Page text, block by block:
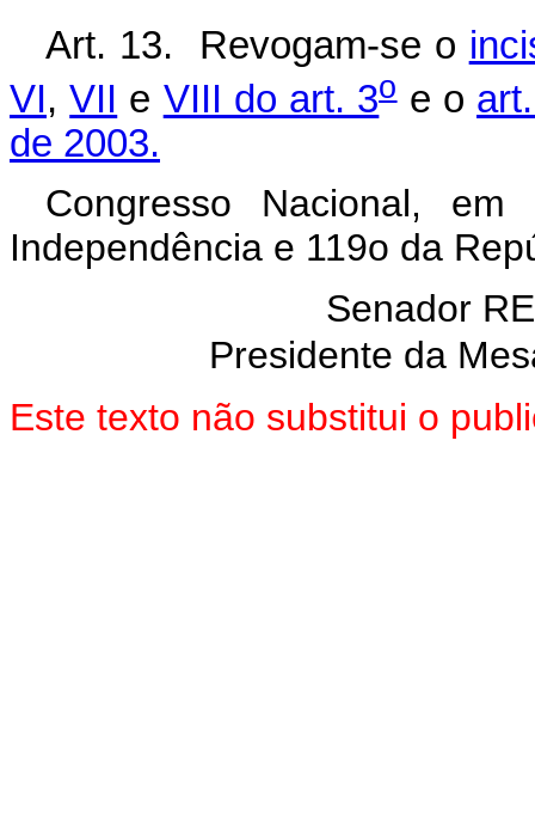
Art. 13. Revogam-se o
VI,VII e VIII do art. 3oe o
de 2003.
Congresso Nacional,
Independência e 119o da
Senador
Presidente da
Este texto não substitui o